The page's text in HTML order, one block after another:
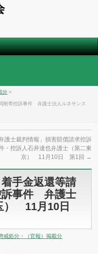
分 »
附帯控訴事件 弁護士法人ルネサンス
弁護士裁判情報」損害賠償請求控訴
・控訴人石井達也弁護士（第二東
京） 11月10日 第1回 →
手金返還等請
訴事件 弁護士
） 11月10日
戒処分・（官報）掲載分